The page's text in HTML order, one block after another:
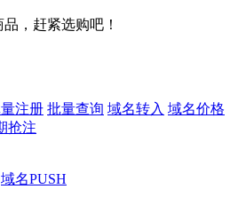
，赶紧选购吧！
注册 批量查询 域名转入 域名价格
抢注
域名PUSH